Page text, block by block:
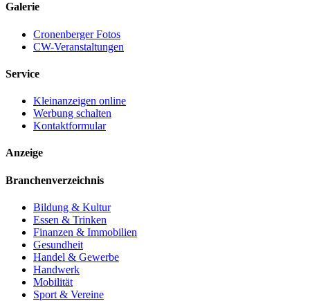
Galerie
Cronenberger Fotos
CW-Veranstaltungen
Service
Kleinanzeigen online
Werbung schalten
Kontaktformular
Anzeige
Branchenverzeichnis
Bildung & Kultur
Essen & Trinken
Finanzen & Immobilien
Gesundheit
Handel & Gewerbe
Handwerk
Mobilität
Sport & Vereine